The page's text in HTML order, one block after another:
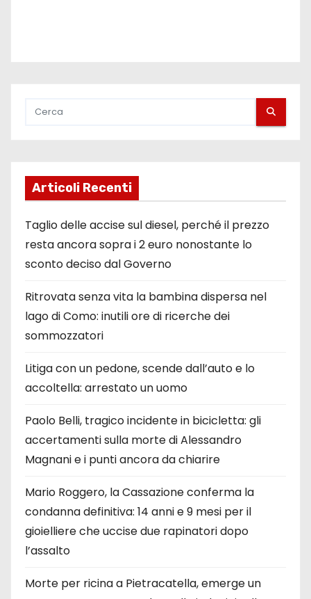
Articoli Recenti
Taglio delle accise sul diesel, perché il prezzo
resta ancora sopra i 2 euro nonostante lo
sconto deciso dal Governo
Ritrovata senza vita la bambina dispersa nel
lago di Como: inutili ore di ricerche dei
sommozzatori
Litiga con un pedone, scende dall’auto e lo
accoltella: arrestato un uomo
Paolo Belli, tragico incidente in bicicletta: gli
accertamenti sulla morte di Alessandro
Magnani e i punti ancora da chiarire
Mario Roggero, la Cassazione conferma la
condanna definitiva: 14 anni e 9 mesi per il
gioielliere che uccise due rapinatori dopo
l’assalto
Morte per ricina a Pietracatella, emerge un